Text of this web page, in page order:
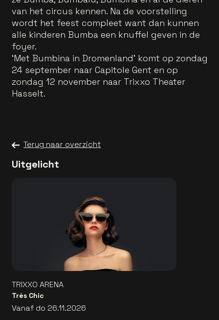
van het circus kennen. Na de voorstelling
wordt het feest compleet want dan kunnen
alle kinderen Bumba een knuffel geven in de
foyer.
‘Met Bumbina in Dromenland’ komt op zondag
24 september naar Capitole Gent en op
zondag 12 november naar Trixxo Theater
Hasselt.
Terug naar overzicht
Uitgelicht
TRIXXO ARENA
Très Chic
Vanaf do 26.11.2026